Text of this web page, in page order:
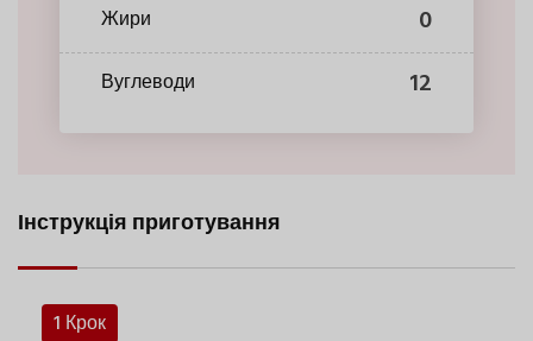
Жири 0
Вуглеводи 12
Інструкція приготування
1 Крок